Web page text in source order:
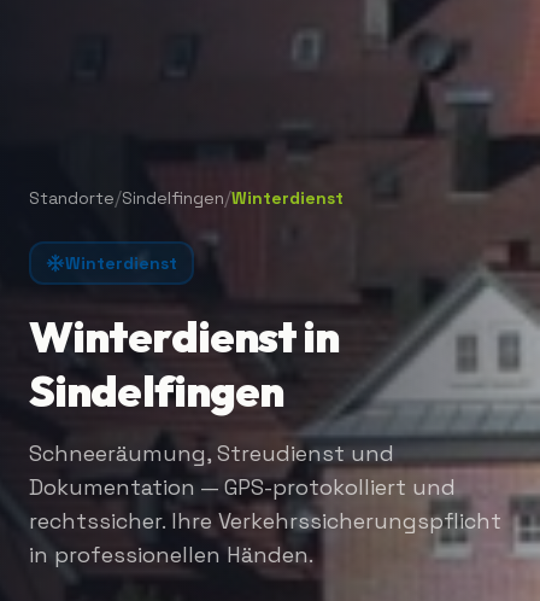
Standorte/Sindelfingen/Winterdienst
Winterdienst
Winterdienst in
Sindelfingen
Schneeräumung, Streudienst und
Dokumentation — GPS-protokolliert und
rechtssicher. Ihre Verkehrssicherungspflicht
in professionellen Händen.